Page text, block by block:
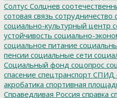
Солтус Солцнев
сотовая связь сотрудничество
социально-культурный центр
устойчивость социально-
социальное питание
пенсии социальные сети
Социальный фонд соцопрос
спасение спецтранспорт СПИД
акробатика спортивная
Справедливая Россия справка